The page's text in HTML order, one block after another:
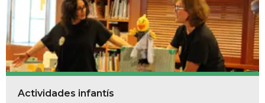
Actividades infantís